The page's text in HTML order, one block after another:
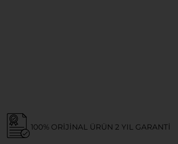
100% ORIJINAL ÜRÜN 2 YIL GARANTI